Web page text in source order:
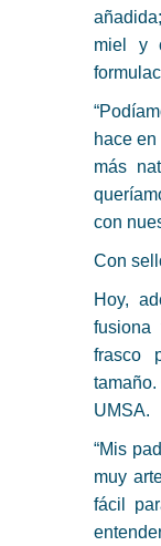
miel y
hace
más
con
Con
Hoy,
fusiona
frasco
UMSA.
“Mis
muy
fácil